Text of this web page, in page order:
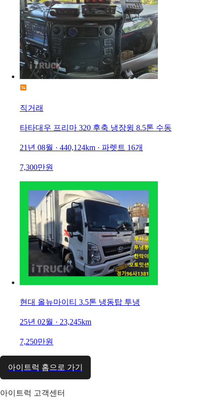
직거래
타타대우 프리마 320 후축 냉장윙 8.5톤 수동
21년 08월 · 440,124km · 파렛트 16개
7,300만원
현대 올뉴마이티 3.5톤 냉동탑 투냉
25년 02월 · 23,245km
7,250만원
아이트럭 홈으로 가기
아이트럭 고객센터